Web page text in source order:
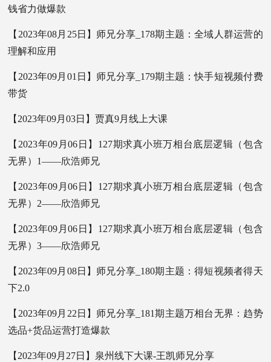
钱省力做爆款
【2023年08月25日】师兄分享_178期主题：全域人群运营的
理解和应用
【2023年09月01日】师兄分享_179期主题：快手短视频付费
带货
【2023年09月03日】贾真9月线上大课
【2023年09月06日】127期求真小班万相台底层逻辑（包含
无界）1——欣浩师兄
【2023年09月06日】127期求真小班万相台底层逻辑（包含
无界）2——欣浩师兄
【2023年09月06日】127期求真小班万相台底层逻辑（包含
无界）3——欣浩师兄
【2023年09月08日】师兄分享_180期主题：得短视频者得天
下2.0
【2023年09月22日】师兄分享_181期主题万相台无界：趋势
选品+货品运营打造爆款
【2023年09月27日】泉州线下大课-王凯师兄分享